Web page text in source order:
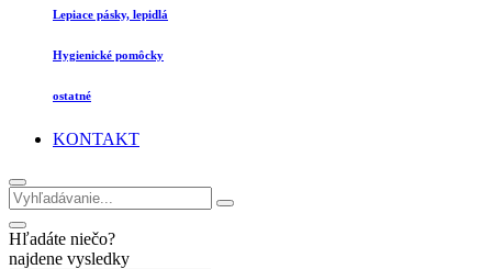
Lepiace pásky, lepidlá
Hygienické pomôcky
ostatné
KONTAKT
Hľadáte niečo?
najdene vysledky